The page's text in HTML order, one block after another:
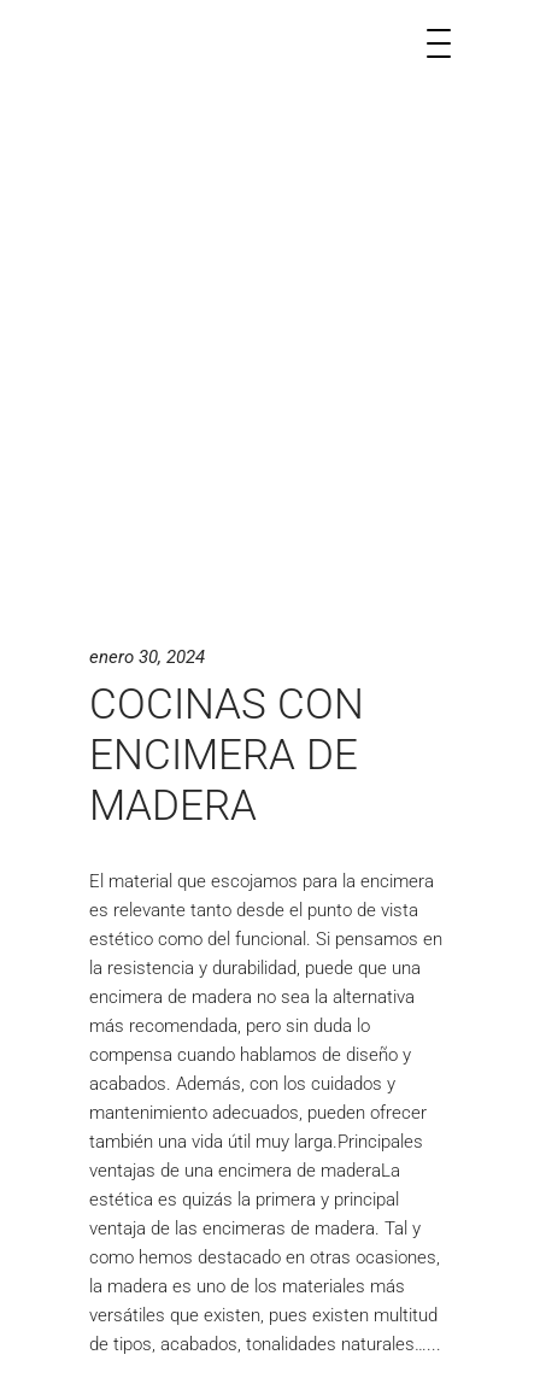
enero 30, 2024
COCINAS CON
ENCIMERA DE
MADERA
El material que escojamos para la encimera
es relevante tanto desde el punto de vista
estético como del funcional. Si pensamos en
la resistencia y durabilidad, puede que una
encimera de madera no sea la alternativa
más recomendada, pero sin duda lo
compensa cuando hablamos de diseño y
acabados. Además, con los cuidados y
mantenimiento adecuados, pueden ofrecer
también una vida útil muy larga.Principales
ventajas de una encimera de maderaLa
estética es quizás la primera y principal
ventaja de las encimeras de madera. Tal y
como hemos destacado en otras ocasiones,
la madera es uno de los materiales más
versátiles que existen, pues existen multitud
de tipos, acabados, tonalidades naturales…